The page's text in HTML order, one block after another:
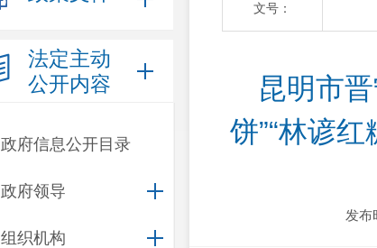
法定主动
公开内容
政府信息公开目录
政府领导
组织机构
文号：
昆明市
饼”“林谚
发布